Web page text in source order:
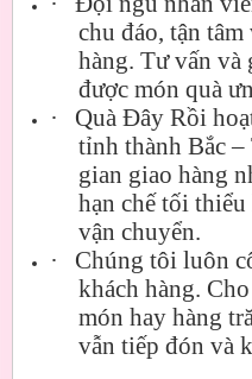
chu đáo, tận
hàng. Tư vấn và
được món quà
·
Quà Đây Rồi
tỉnh thành Bắc
gian giao hàng
hạn chế tối
vận chuyển.
·
Chúng tôi luôn
khách hàng.
món hay hàng
vẫn tiếp đón và